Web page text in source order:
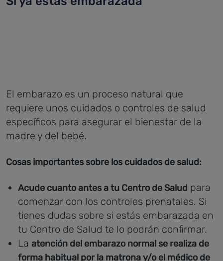
El embarazo es un proceso natural que
requiere unos cuidados o controles de salud
específicos para asegurar el bienestar de la
madre y del bebé.
Cosas importantes sobre los cuidados de salud:
Acude cuanto antes a tu Centro de Salud para
comenzar con los controles prenatales. Si
tienes dudas sobre si estás embarazada en
tu Centro de Salud te lo podrán confirmar.
La atención del embarazo normal se realiza de
forma habitual por la matrona y/o el médico de